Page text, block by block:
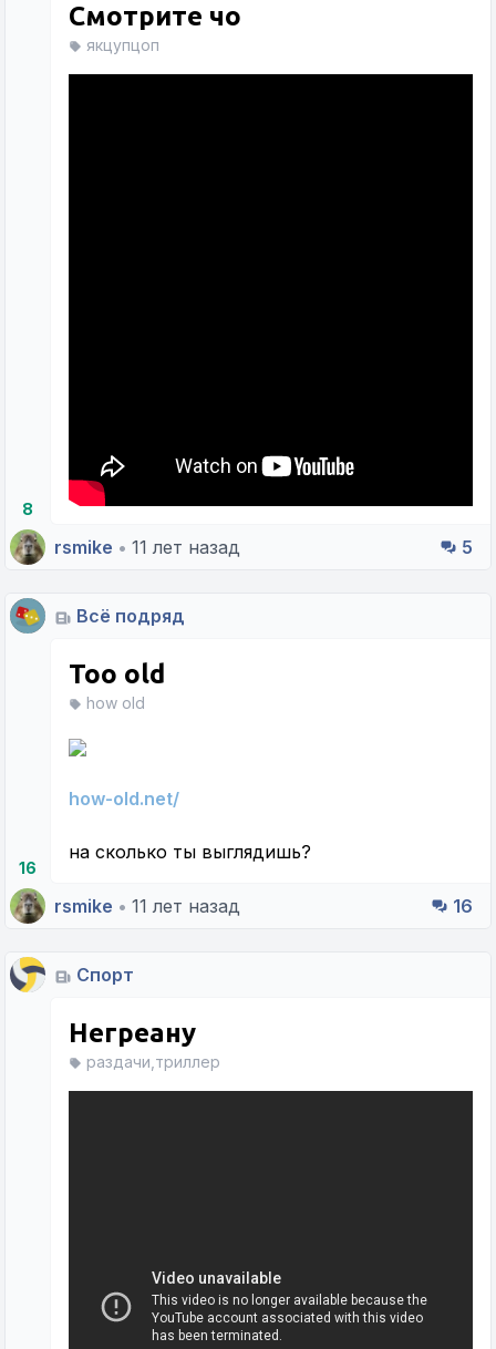
8
Смотрите чо
якцупцоп
rsmike • 11 лет назад 5
Всё подряд
16
Too old
how old
how-old.net/
на сколько ты выглядишь?
rsmike • 11 лет назад 16
Спорт
Негреану
раздачи,триллер